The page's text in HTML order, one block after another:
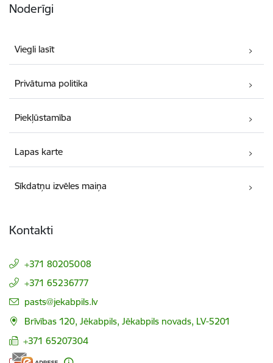
Noderīgi
Viegli lasīt
Privātuma politika
Piekļūstamība
Lapas karte
Sīkdatņu izvēles maiņa
Kontakti
+371 80205008
+371 65236777
E-pasts:
pasts@jekabpils.lv
Brīvības 120, Jēkabpils, Jēkabpils novads, LV-5201
+371 65207304